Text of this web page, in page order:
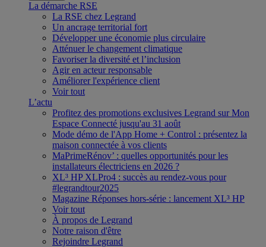
La démarche RSE
La RSE chez Legrand
Un ancrage territorial fort
Développer une économie plus circulaire
Atténuer le changement climatique
Favoriser la diversité et l’inclusion
Agir en acteur responsable
Améliorer l'expérience client
Voir tout
L’actu
Profitez des promotions exclusives Legrand sur Mon
Espace Connecté jusqu'au 31 août
Mode démo de l'App Home + Control : présentez la
maison connectée à vos clients
MaPrimeRénov’ : quelles opportunités pour les
installateurs électriciens en 2026 ?
XL³ HP XLPro4 : succès au rendez-vous pour
#legrandtour2025
Magazine Réponses hors-série : lancement XL³ HP
Voir tout
À propos de Legrand
Notre raison d'être
Rejoindre Legrand